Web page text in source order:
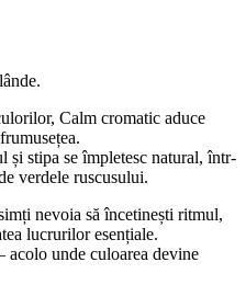
Calm cromatic aduce
stipa se împletesc natural, într-
verdele ruscusului.
nevoia să încetinești ritmul,
lucrurilor esențiale.
unde culoarea devine